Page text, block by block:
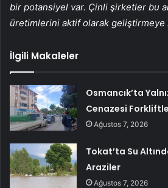
bir potansiyel var. Çinli şirketler bu
üretimlerini aktif olarak geliştirmeye
İlgili Makaleler
Osmancık’ta
Cenazesi
Ağustos 7, 2026
Tokat’ta Su
Araziler
Ağustos 7, 2026